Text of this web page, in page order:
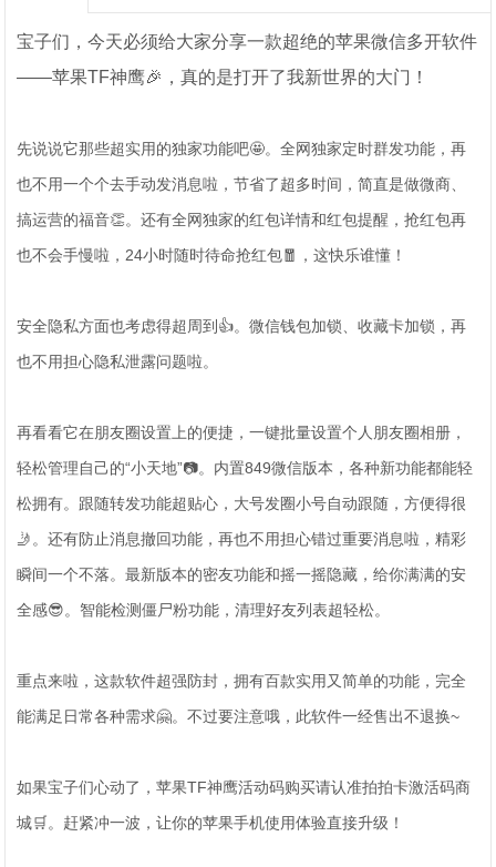
宝子们，今天必须给大家分享一款超绝的苹果微信多开软件
——苹果TF神鹰🎉，真的是打开了我新世界的大门！
先说说它那些超实用的独家功能吧🤩。全网独家定时群发功能，再
也不用一个个去手动发消息啦，节省了超多时间，简直是做微商、
搞运营的福音👏。还有全网独家的红包详情和红包提醒，抢红包再
也不会手慢啦，24小时随时待命抢红包🧧，这快乐谁懂！
安全隐私方面也考虑得超周到👍。微信钱包加锁、收藏卡加锁，再
也不用担心隐私泄露问题啦。
再看看它在朋友圈设置上的便捷，一键批量设置个人朋友圈相册，
轻松管理自己的“小天地”📷。内置849微信版本，各种新功能都能轻
松拥有。跟随转发功能超贴心，大号发圈小号自动跟随，方便得很
🤳。还有防止消息撤回功能，再也不用担心错过重要消息啦，精彩
瞬间一个不落。最新版本的密友功能和摇一摇隐藏，给你满满的安
全感😎。智能检测僵尸粉功能，清理好友列表超轻松。
重点来啦，这款软件超强防封，拥有百款实用又简单的功能，完全
能满足日常各种需求🤗。不过要注意哦，此软件一经售出不退换~
如果宝子们心动了，苹果TF神鹰活动码购买请认准拍拍卡激活码商
城🛒。赶紧冲一波，让你的苹果手机使用体验直接升级！